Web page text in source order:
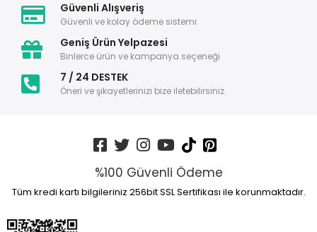
Güvenli Alışveriş
Güvenli ve kolay ödeme sistemi
Geniş Ürün Yelpazesi
Binlerce ürün ve kampanya seçeneği
7 / 24 DESTEK
Öneri ve şikayetlerinizi bize iletebilirsiniz.
%100 Güvenli Ödeme
Tüm kredi kartı bilgileriniz 256bit SSL Sertifikası ile korunmaktadır.